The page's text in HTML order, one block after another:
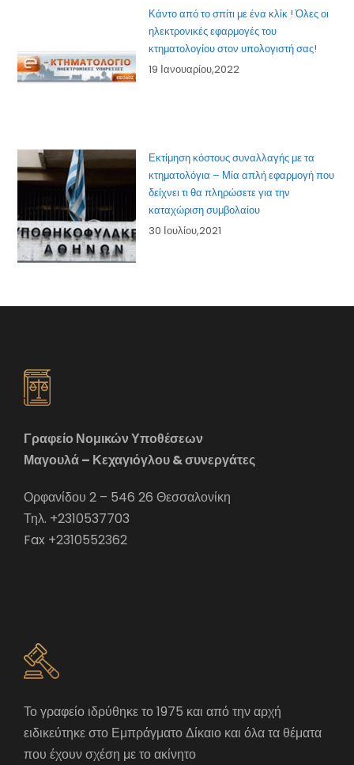
Κάντο από το σπίτι με ένα κλίκ ! Όλες οι
ηλεκτρονικές εφαρμογές του
κτηματολογίου στον υπολογιστή σας!
19 Ιανουαρίου,2022
Εκτίμηση κόστους συναλλαγής με τα
κτηματολόγια – Μία απλή εφαρμογή που
δείχνει τι θα πληρώσετε για την
καταχώριση συμβολαίου
30 Ιουλίου,2021
Γραφείο Νομικών Υποθέσεων
Μαγουλά – Κεχαγιόγλου & συνεργάτες
Ορφανίδου 2 – 546 26 Θεσσαλονίκη
Τηλ. +2310537703
Fax +2310552362
Το γραφείο ιδρύθηκε το 1975 και από την αρχή
ειδικεύτηκε στο Εμπράγματο Δίκαιο και όλα τα θέματα
που έχουν σχέση με το ακίνητο